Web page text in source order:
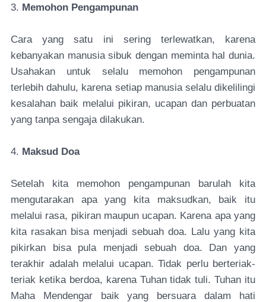
3. Memohon Pengampunan
Cara yang satu ini sering terlewatkan, karena
kebanyakan manusia sibuk dengan meminta hal dunia.
Usahakan untuk selalu memohon pengampunan
terlebih dahulu, karena setiap manusia selalu dikelilingi
kesalahan baik melalui pikiran, ucapan dan perbuatan
yang tanpa sengaja dilakukan.
4. Maksud Doa
Setelah kita memohon pengampunan barulah kita
mengutarakan apa yang kita maksudkan, baik itu
melalui rasa, pikiran maupun ucapan. Karena apa yang
kita rasakan bisa menjadi sebuah doa. Lalu yang kita
pikirkan bisa pula menjadi sebuah doa. Dan yang
terakhir adalah melalui ucapan. Tidak perlu berteriak-
teriak ketika berdoa, karena Tuhan tidak tuli. Tuhan itu
Maha Mendengar baik yang bersuara dalam hati